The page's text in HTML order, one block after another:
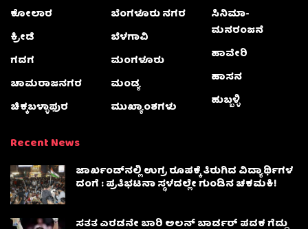
ಕೋಲಾರ
ಕ್ರೀಡೆ
ಗದಗ
ಚಾಮರಾಜನಗರ
ಚಿಕ್ಕಬಳ್ಳಾಫುರ
ಬೆಂಗಳೂರು ನಗರ
ಬೆಳಗಾವಿ
ಮಂಗಳೂರು
ಮಂಡ್ಯ
ಮುಖ್ಯಾಂಶಗಳು
ಸಿನಿಮಾ-
ಮನರಂಜನೆ
ಹಾವೇರಿ
ಹಾಸನ
ಹುಬ್ಬಳ್ಳಿ
Recent News
ಜಾರ್ಖಂಡ್‌ನಲ್ಲಿ ಉಗ್ರ ರೂಪಕ್ಕೆ ತಿರುಗಿದ ವಿದ್ಯಾರ್ಥಿಗಳ
ದಂಗೆ : ಪ್ರತಿಭಟನಾ ಸ್ಥಳದಲ್ಲೇ ಗುಂಡಿನ ಚಕಮಕಿ!
ಸತತ ಎರಡನೇ ಬಾರಿ ಅಲನ್ ಬಾರ್ಡರ್ ಪದಕ ಗೆದ್ದು